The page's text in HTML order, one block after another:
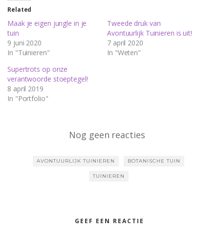
Related
Maak je eigen jungle in je
tuin
9 juni 2020
In "Tuinieren"
Tweede druk van
Avontuurlijk Tuinieren is uit!
7 april 2020
In "Weten"
Supertrots op onze
verantwoorde stoeptegel!
8 april 2019
In "Portfolio"
Nog geen reacties
AVONTUURLIJK TUINIEREN BOTANISCHE TUIN
TUINIEREN
GEEF EEN REACTIE